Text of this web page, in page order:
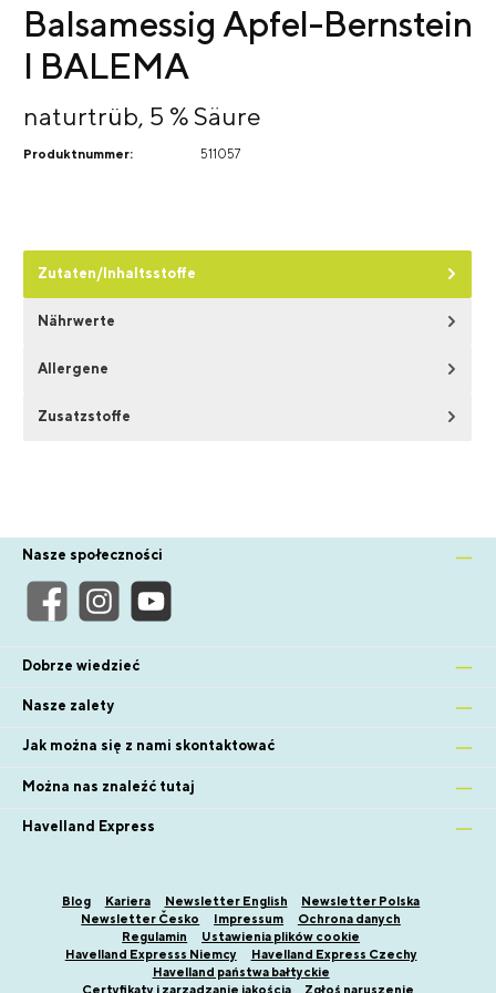
Balsamessig Apfel-Bernstein
I BALEMA
naturtrüb, 5 % Säure
Produktnummer: 511057
Zutaten/Inhaltsstoffe
Nährwerte
Allergene
Zusatzstoffe
Nasze społeczności
Dobrze wiedzieć
Nasze zalety
Jak można się z nami skontaktować
Można nas znaleźć tutaj
Havelland Express
Blog Kariera Newsletter English
Newsletter Polska
Newsletter Česko
Impressum
Ochrona danych
Regulamin
Ustawienia plików cookie
Havelland Expresss Niemcy
Havelland Express Czechy
Havelland państwa bałtyckie
Certyfikaty i zarządzanie jakością
Zgłoś naruszenie